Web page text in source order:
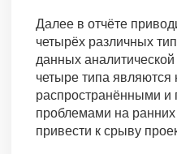
Далее в отчёте
четырёх различных
данных
четыре типа являются
распространёнными
проблемами на
привести к срыву